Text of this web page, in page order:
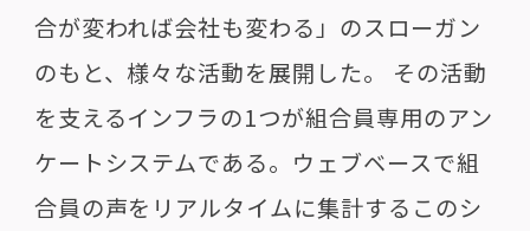
合が変われば会社も変わる」のスローガン
のもと、様々な活動を展開した。 その活動
を支えるインフラの1つが組合員専用のアン
ケートシステムである。ウェブベースで組
合員の声をリアルタイムに集計するこのシ